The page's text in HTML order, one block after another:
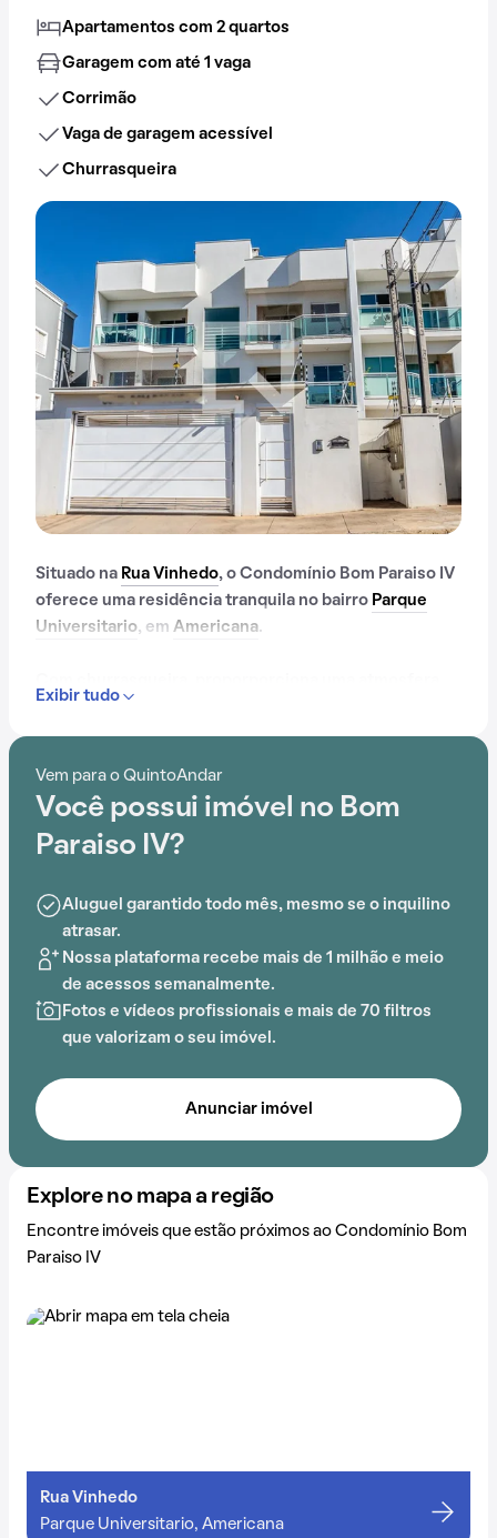
Apartamentos com 2 quartos
Garagem com até 1 vaga
Corrimão
Vaga de garagem acessível
Churrasqueira
Situado na Rua Vinhedo, o Condomínio Bom Paraiso IV
oferece uma residência tranquila no bairro Parque
Universitario, em Americana.
Exibir tudo
Vem para o QuintoAndar
Você possui imóvel no Bom
Paraiso IV?
Aluguel garantido todo mês, mesmo se o inquilino
atrasar.
Nossa plataforma recebe mais de 1 milhão e meio
de acessos semanalmente.
Fotos e vídeos profissionais e mais de 70 filtros
que valorizam o seu imóvel.
Anunciar imóvel
Explore no mapa a região
Encontre imóveis que estão próximos ao Condomínio Bom
Paraiso IV
Rua Vinhedo
Parque Universitario, Americana